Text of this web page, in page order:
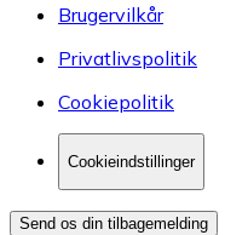
Brugervilkår
Privatlivspolitik
Cookiepolitik
Cookieindstillinger
Send os din tilbagemelding